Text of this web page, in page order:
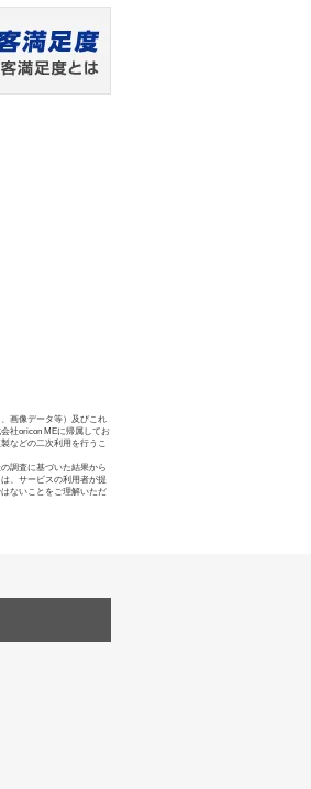
画像データ等）及びこれ
社oricon MEに帰属してお
などの二次利用を行うこ
調査に基づいた結果から
、サービスの利用者が提
ないことをご理解いただ